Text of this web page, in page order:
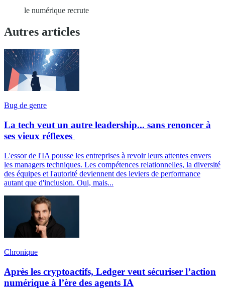
le numérique recrute
Autres articles
Bug de genre
La tech veut un autre leadership... sans renoncer à
ses vieux réflexes
L'essor de l'IA pousse les entreprises à revoir leurs attentes envers
les managers techniques. Les compétences relationnelles, la diversité
des équipes et l'autorité deviennent des leviers de performance
autant que d'inclusion. Oui, mais...
Chronique
Après les cryptoactifs, Ledger veut sécuriser l’action
numérique à l’ère des agents IA